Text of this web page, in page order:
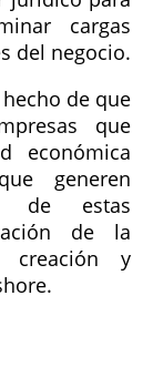
cargas
del negocio.
de que
que
económica
generen
de estas
de la
y